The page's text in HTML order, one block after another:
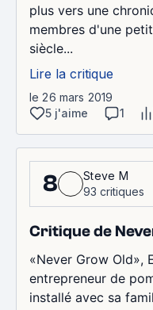
plus vers une
membres d'une
siècle...
Lire la critique
le 26 mars 2019
5 j'aime
1
8
Steve M
93 critiques
Critique de
«Never Grow Old»,
entrepreneur de
installé avec sa